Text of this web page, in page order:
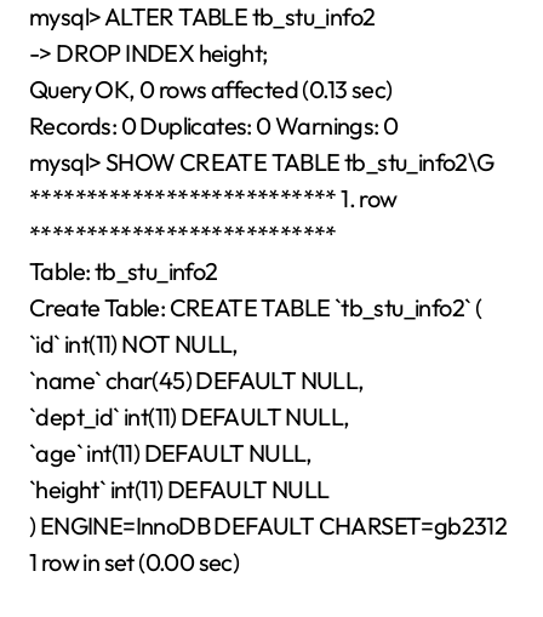
mysql> ALTER TABLE tb_stu_info2
-> DROP INDEX height;
Query OK, 0 rows affected (0.13 sec)
Records: 0 Duplicates: 0 Warnings: 0
mysql> SHOW CREATE TABLE tb_stu_info2\G
*************************** 1. row
***************************
Table: tb_stu_info2
Create Table: CREATE TABLE `tb_stu_info2` (
`id` int(11) NOT NULL,
`name` char(45) DEFAULT NULL,
`dept_id` int(11) DEFAULT NULL,
`age` int(11) DEFAULT NULL,
`height` int(11) DEFAULT NULL
) ENGINE=InnoDB DEFAULT CHARSET=gb2312
1 row in set (0.00 sec)